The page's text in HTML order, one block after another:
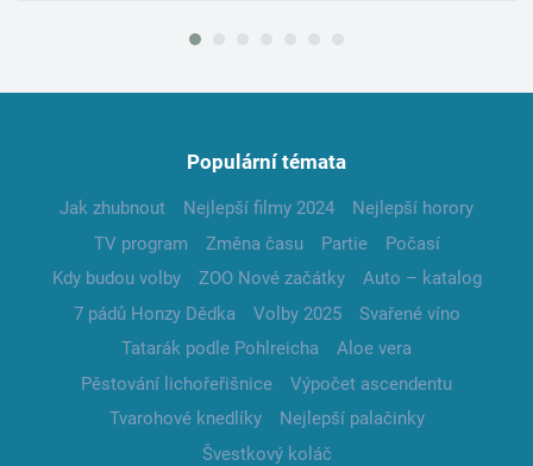
Populární témata
Jak zhubnout Nejlepší filmy 2024
Nejlepší horory
TV program
Změna času Partie
Počasí
Kdy budou volby
ZOO Nové začátky
Auto – katalog
7 pádů Honzy Dědka
Volby 2025
Svařené víno
Tatarák podle Pohlreicha
Aloe vera
Pěstování lichořeřišnice
Výpočet ascendentu
Tvarohové knedlíky
Nejlepší palačinky
Švestkový koláč